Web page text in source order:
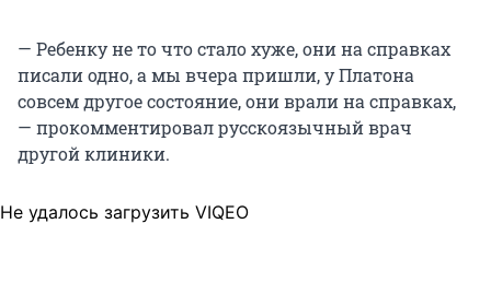
— Ребенку не то что стало хуже, они на справках
писали одно, а мы вчера пришли, у Платона
совсем другое состояние, они врали на справках,
— прокомментировал русскоязычный врач
другой клиники.
Не удалось загрузить VIQEO